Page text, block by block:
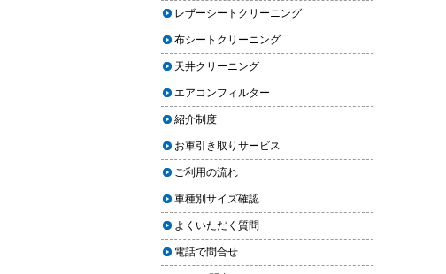
【2026年版】車内クリーニングは
どこまでやるべき？目的別おすす
め内容と費用目安
【2026年版】車内クリーニングの
料金相場はいくら？内容別・業者
別に徹底比較
ヘッドライト黄ばみ取りの料金相
場｜イエローハット・オートバッ
クス・専門店を徹底比較【2026年
版】
【2026年版】イエローハットのカ
ーフィルム料金はいくら？施工内
容・相場・安くするコツ
秋田能代店）
2024.03.23
埼玉のFMラジオ・NACK5で取り上げ
ていただきました
2024.03.22
埼玉本店が東京方面からこれまで以
上に利用しやすく
2024.02.29
2024年3月14日・臨時休業のお知らせ
2023.12.21
年末年始の予定（2023年-2024年）
2023.11.26
レザーシートクリーニング
布シートクリーニング
天井クリーニング
エアコンフィルター
紹介制度
お車引き取りサービス
ご利用の流れ
車種別サイズ確認
よくいただく質問
電話で問合せ